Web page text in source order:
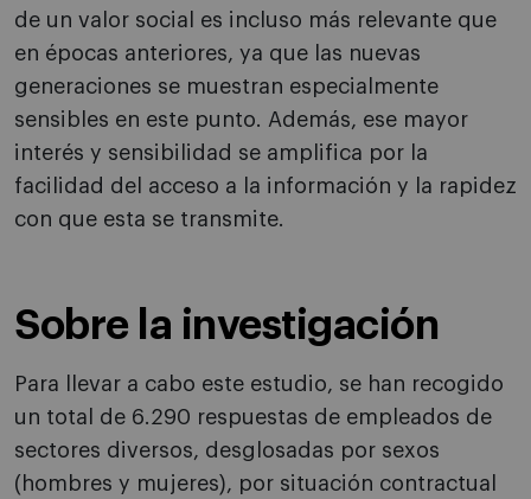
de un valor social es incluso más relevante que
en épocas anteriores, ya que las nuevas
generaciones se muestran especialmente
sensibles en este punto. Además, ese mayor
interés y sensibilidad se amplifica por la
facilidad del acceso a la información y la rapidez
con que esta se transmite.
Sobre la investigación
Para llevar a cabo este estudio, se han recogido
un total de 6.290 respuestas de empleados de
sectores diversos, desglosadas por sexos
(hombres y mujeres), por situación contractual